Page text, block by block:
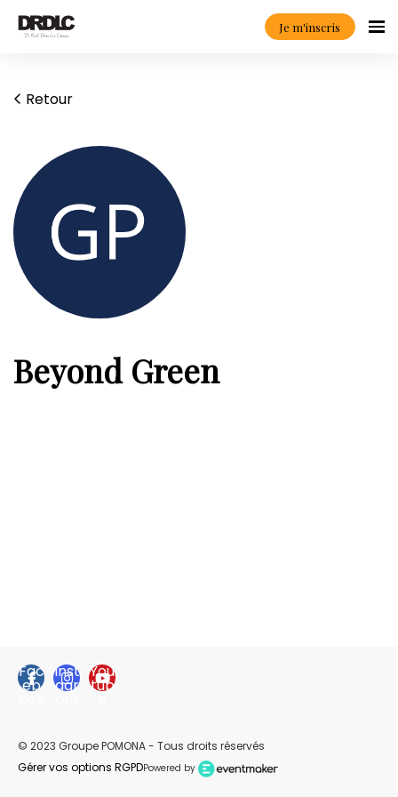
Je m'inscris
Retour
Beyond Green
Fac
eb
Inst
agr
You
tub
© 2023 Groupe POMONA - Tous droits réservés
Gérer vos options RGPDPowered by